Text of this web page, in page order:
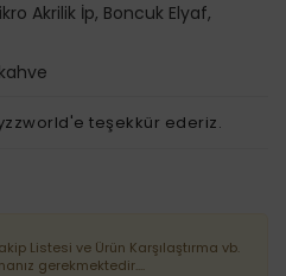
Akrilik İp, Boncuk Elyaf,
teşekkür ederiz.
Listesi ve Ürün Karşılaştırma vb.
gerekmektedir....